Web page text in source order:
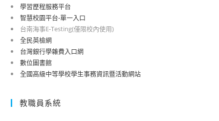
學習歷程服務平台
智慧校園平台-單一入口
台南海事E-Testing(僅限校內使用)
全民英檢網
台灣銀行學雜費入口網
數位圖書館
全國高級中等學校學生事務資訊暨活動網站
教職員系統